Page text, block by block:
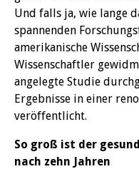
Und falls ja, wie lange
spannenden
amerikanische
Wissenschaftler
angelegte Studie
Ergebnisse in einer
veröffentlicht.
So groß ist der
nach zehn Jahren